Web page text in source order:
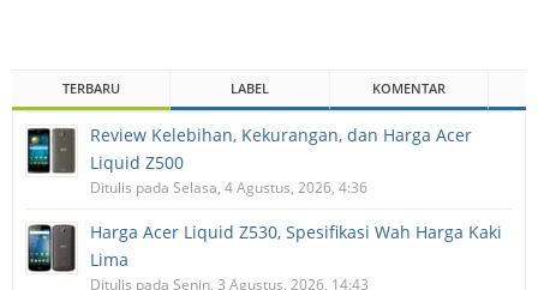
TERBARU LABEL KOMENTAR
Review Kelebihan, Kekurangan, dan Harga Acer
Liquid Z500
Ditulis pada Selasa, 4 Agustus, 2026, 4:36
Harga Acer Liquid Z530, Spesifikasi Wah Harga Kaki
Lima
Ditulis pada Senin, 3 Agustus, 2026, 14:43